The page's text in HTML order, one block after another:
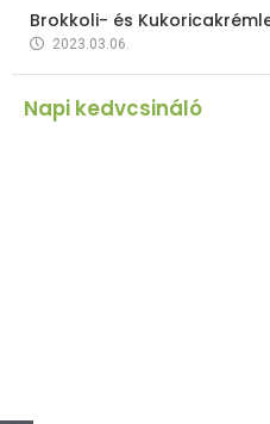
Brokkoli- és
2023.03.06.
Napi kedvcsináló